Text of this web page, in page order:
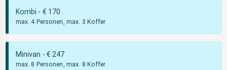
Kombi - € 170
max. 4 Personen, max. 3 Koffer
Minivan - € 247
max. 8 Personen, max. 8 Koffer